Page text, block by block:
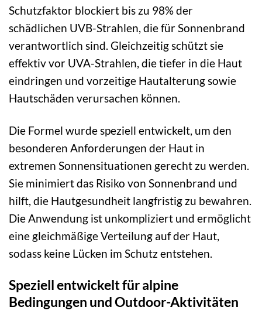
Schutzfaktor blockiert bis zu 98% der
schädlichen UVB-Strahlen, die für Sonnenbrand
verantwortlich sind. Gleichzeitig schützt sie
effektiv vor UVA-Strahlen, die tiefer in die Haut
eindringen und vorzeitige Hautalterung sowie
Hautschäden verursachen können.
Die Formel wurde speziell entwickelt, um den
besonderen Anforderungen der Haut in
extremen Sonnensituationen gerecht zu werden.
Sie minimiert das Risiko von Sonnenbrand und
hilft, die Hautgesundheit langfristig zu bewahren.
Die Anwendung ist unkompliziert und ermöglicht
eine gleichmäßige Verteilung auf der Haut,
sodass keine Lücken im Schutz entstehen.
Speziell entwickelt für alpine
Bedingungen und Outdoor-Aktivitäten